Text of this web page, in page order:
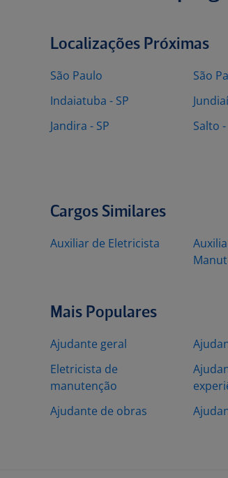
Localizações Próximas
São Paulo
Indaiatuba - SP
Jandira - SP
São
Salto -
Cargos Similares
Auxiliar de Eletricista
Mais Populares
Ajudante geral
Eletricista de
manutenção
Ajudante de obras